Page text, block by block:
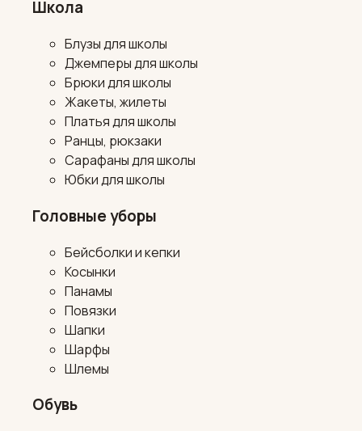
Школа
Блузы для школы
Джемперы для школы
Брюки для школы
Жакеты, жилеты
Платья для школы
Ранцы, рюкзаки
Сарафаны для школы
Юбки для школы
Головные уборы
Бейсболки и кепки
Косынки
Панамы
Повязки
Шапки
Шарфы
Шлемы
Обувь